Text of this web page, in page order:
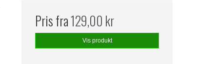
Pris fra129,00 kr
Vis produkt